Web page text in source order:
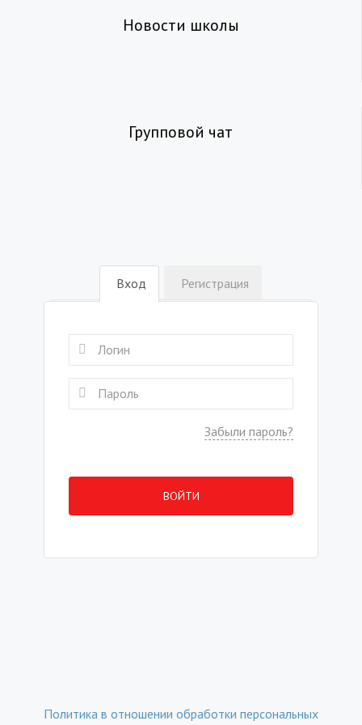
Новости школы
Групповой чат
Вход Регистрация
Забыли пароль?
ВОЙТИ
Политика в отношении обработки персональных